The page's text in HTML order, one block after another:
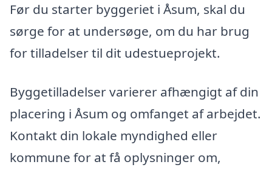
Før du starter byggeriet i Åsum, skal du
sørge for at undersøge, om du har brug
for tilladelser til dit udestueprojekt.
Byggetilladelser varierer afhængigt af din
placering i Åsum og omfanget af arbejdet.
Kontakt din lokale myndighed eller
kommune for at få oplysninger om,